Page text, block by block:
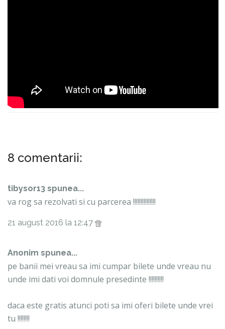
8 comentarii:
tibysor13 spunea...
va rog sa rezolvati si cu parcerea !!!!!!!!!!!!!!!
21 august 2016 la 12:47
Anonim spunea...
pe banii mei vreau sa imi cumpar bilete unde vreau nu
unde imi dati voi domnule presedinte !!!!!!!!!!
daca este gratis atunci poti sa imi oferi bilete unde vrei
tu !!!!!!!!